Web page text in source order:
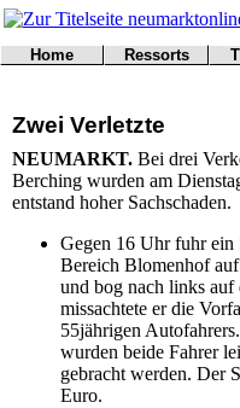
Zwei Verletzte
NEUMARKT. Bei drei
Berching wurden am
entstand hoher Sachschaden.
Gegen 16 Uhr fuhr
Bereich Blomenhof
und bog nach links
missachtete er die
55jährigen
wurden beide Fahrer
gebracht werden. Der
Euro.
Home
Notfall
Impressum
Ressorts
Wirtschaft
Sport
Polizei
Wetter